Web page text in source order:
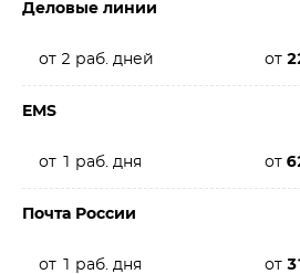
Деловые линии
от 2 раб. дней от
EMS
от 1 раб. дня от
Почта России
от 1 раб. дня от